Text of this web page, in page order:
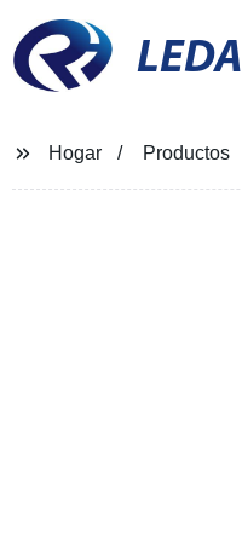
LEDA
Hogar Productos